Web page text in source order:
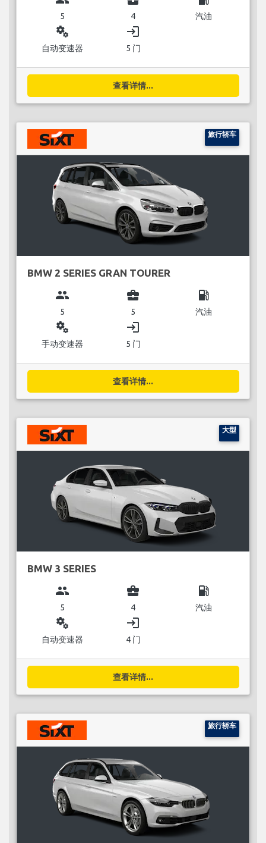
5 4 汽油
miscellaneous_services
自动变速器
login
5 门
查看详情...
旅行轿车
BMW 2 SERIES GRAN TOURER
group
5
business_center
5
local_gas_station
汽油
miscellaneous_services
手动变速器
login
5 门
查看详情...
大型
BMW 3 SERIES
group
5
business_center
4
local_gas_station
汽油
miscellaneous_services
自动变速器
login
4 门
查看详情...
旅行轿车